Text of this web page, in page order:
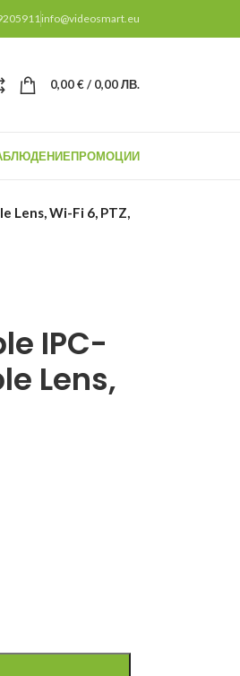
info@videosmart.eu
0,00€/ 0,00 ЛВ.
ПРОМОЦИИ
Lens, Wi-Fi 6, PTZ,
IPC-
Lens,